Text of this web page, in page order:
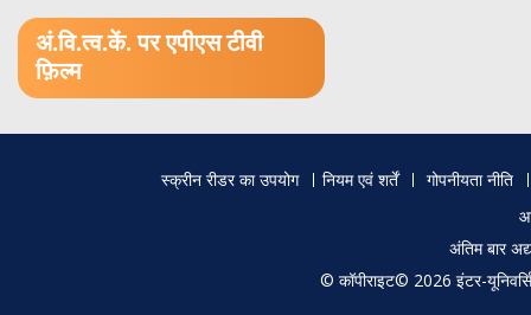
अं.वि.त्व.कें. पर एपीएस टीवी
फ़िल्म
स्क्रीन रीडर का उपयोग नियम एवं शर्तें
गोपनीयता नीति
अंतिम बार
© कॉपीराइट© 2026 इंटर-